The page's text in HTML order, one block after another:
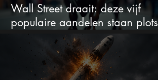
Wall Street draait: deze vijf
populaire aandelen staan plots
onder spanning